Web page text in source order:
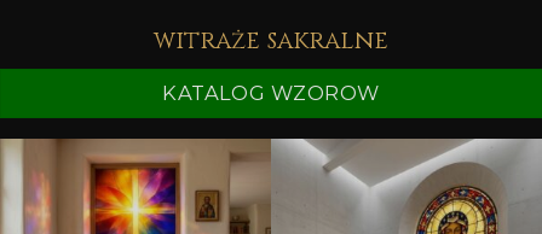
witraże sakralne
KATALOG WZOROW